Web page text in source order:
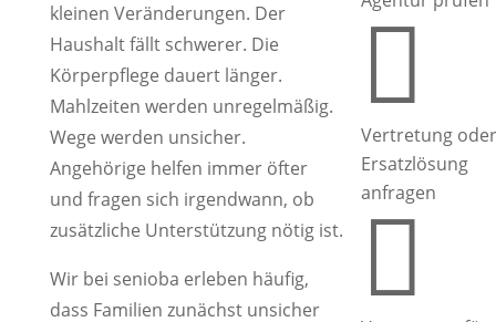
kleinen Veränderungen. Der
Haushalt fällt schwerer. Die
Körperpflege dauert länger.
Mahlzeiten werden unregelmäßig.
Wege werden unsicher.
Angehörige helfen immer öfter
und fragen sich irgendwann, ob
zusätzliche Unterstützung nötig ist.
Wir bei senioba erleben häufig,
dass Familien zunächst unsicher

Vertretung oder
Ersatzlösung
anfragen
